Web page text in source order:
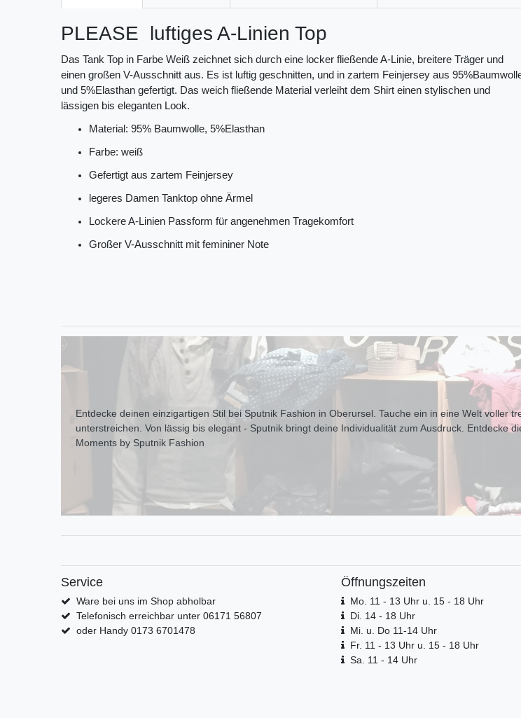
PLEASE luftiges A-Linien Top
Das Tank Top in Farbe Weiß zeichnet sich durch eine locker fließende A-Linie, breitere Träger und
einen großen V-Ausschnitt aus. Es ist luftig geschnitten, und in zartem Feinjersey aus
und 5%Elasthan gefertigt. Das weich fließende Material verleiht dem Shirt einen stylischen und
lässigen bis eleganten Look.
Material: 95% Baumwolle, 5%Elasthan
Farbe: weiß
Gefertigt aus zartem Feinjersey
legeres Damen Tanktop ohne Ärmel
Lockere A-Linien Passform für angenehmen Tragekomfort
Großer V-Ausschnitt mit femininer Note
Entdecke deinen einzigartigen Stil bei Sputnik Fashion in Oberursel. Tauche ein in eine Welt voller
unterstreichen. Von lässig bis elegant - Sputnik bringt deine Individualität zum Ausdr uck.
Moments by Sputnik Fashion
Service
Ware bei uns im Shop abholbar
Telefonisch erreichbar unter 06171 56807
oder Handy 0173 6701478
Öffnungszeiten
Mo. 11 - 13 Uhr u. 15 - 18 Uhr
Di. 14 - 18 Uhr
Mi. u. Do 11-14 Uhr
Fr. 11 - 13 Uhr u. 15 - 18 Uhr
Sa. 11 - 14 Uhr